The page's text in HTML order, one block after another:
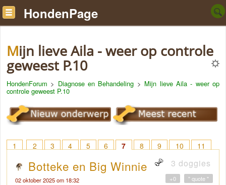
HondenPage
Mijn lieve Aila - weer op controle
geweest P.10
HondenForum > Diagnose en Behandeling > Mijn lieve Aila - weer op
controle geweest P.10
1 2 3 4 5 6 7 8 9 10 11
Botteke en Big Winnie 3 doggies
02 oktober 2025 om 18:32 " quote "
+0